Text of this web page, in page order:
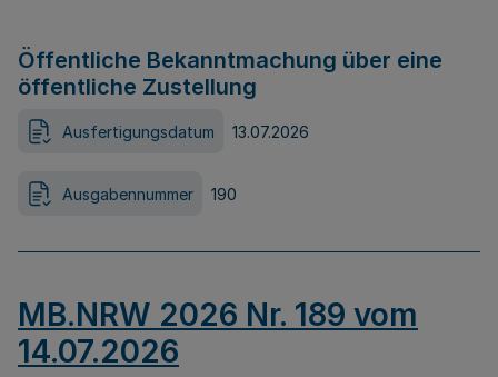
Öffentliche Bekanntmachung über eine
öffentliche Zustellung
Ausfertigungsdatum 13.07.2026
Ausgabennummer 190
MB.NRW 2026 Nr. 189 vom
14.07.2026